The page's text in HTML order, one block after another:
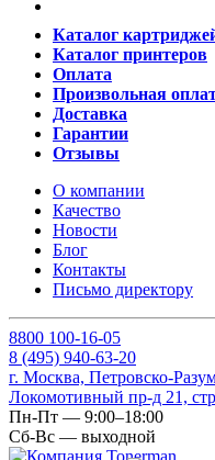
Каталог
Каталог принтеров
Оплата
Произвольная
Доставка
Гарантии
Отзывы
О компании
Качество
Новости
Блог
Контакты
Письмо директору
8800 100-16-05
8 (495) 940-63-20
г. Москва, Петровско-
Локомотивный пр-д 21,
Пн-Пт — 9:00–18:00
Сб-Вс — выходной